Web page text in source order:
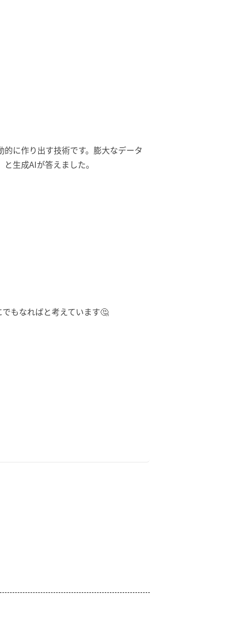
に作り出す技術です。 膨大なデータ
生成AIが答えました。
もなればと考えています🤔